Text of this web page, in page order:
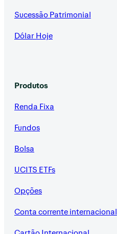
Sucessão Patrimonial
Dólar Hoje
Produtos
Renda Fixa
Fundos
Bolsa
UCITS ETFs
Opções
Conta corrente internacional